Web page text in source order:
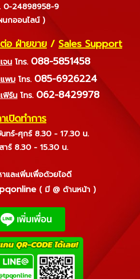
0-24898958-9
นกออนไลน์ )
อ ฝ่ายขาย / Sales Support
จน โทร. 088-5851458
พม โทร. 085-6926224
ฟิร์น โทร. 062-8429978
เปิดทำการ
ทร์-ศุกร์ 8.30 - 17.30 น.
าร์ 8.30 - 15.30 น.
และเพิ่มเพื่อด้วยไอดี
( มี @ ด้านหน้า )